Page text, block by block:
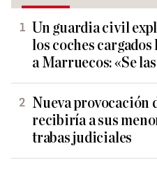
Un guardia civil
los coches cargados
a Marruecos: «Se
Nueva provocación
recibiría a sus
trabas judiciales